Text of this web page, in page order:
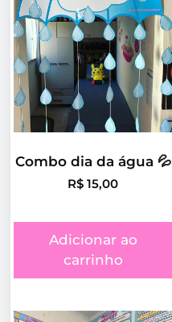
Combo dia da água 💦
R$ 15,00
Adicionar ao
carrinho